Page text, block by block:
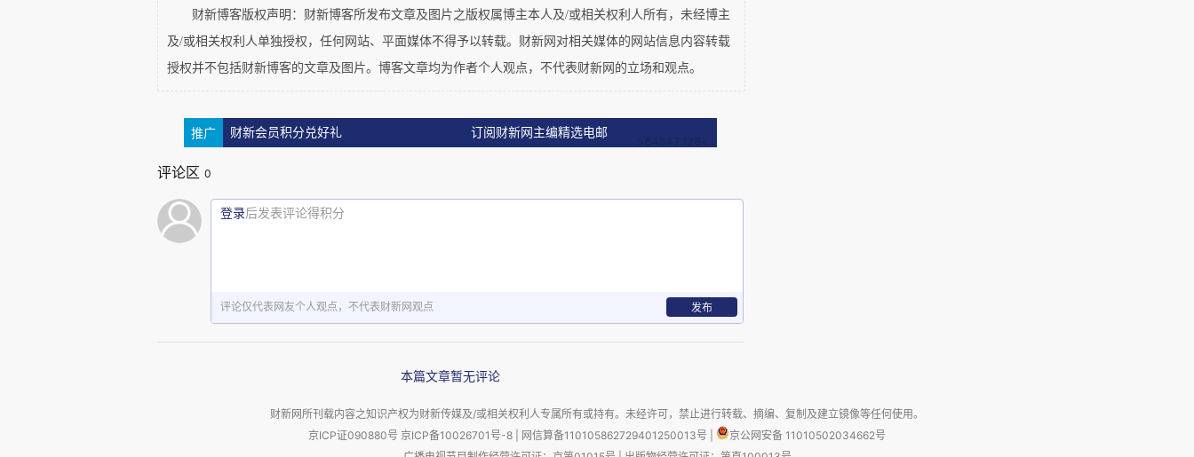
端、过于残忍，但当看到因为造假造成人员伤亡的悲剧，你们就能够理解并支持我
们的做法了。
伙伴是诚实的，为SOHO中国项目建设付出了自己的辛劳和汗水。今后希望你们继
续带上才华和智慧来参加我们的投标活动，但最需要带上的、必不可少的是诚实。
潘石屹
财新博客版权声明：财新博客所发布文章及图片之版权属博主本人及/或相关权利人所有，未经博主
及/或相关权利人单独授权，任何网站、平面媒体不得予以转载。财新网对相关媒体的网站信息内容转载
授权并不包括财新博客的文章及图片。博客文章均为作者个人观点，不代表财新网的立场和观点。
推广 财新会员积分兑好礼 订阅财新网主编精选电邮
评论区 0
登录后发表评论得积分
评论仅代表网友个人观点，不代表财新网观点 发布
本篇文章暂无评论
财新网所刊载内容之知识产权为财新传媒及/或相关权利人专属所有或持有。未经许可，禁止进行转载、摘编、复制及建立镜像等任何使用。
京ICP证090880号 京ICP备10026701号-8 网信算备110105862729401250013号
京公网安备 11010502034662号